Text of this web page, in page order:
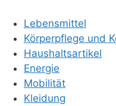
Lebensmittel
Körperpflege und
Haushaltsartikel
Energie
Mobilität
Kleidung